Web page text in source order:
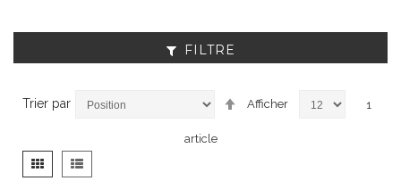
FILTRE
Trier par
Par
Afficher 1
article
Afficher
en
Grille Liste